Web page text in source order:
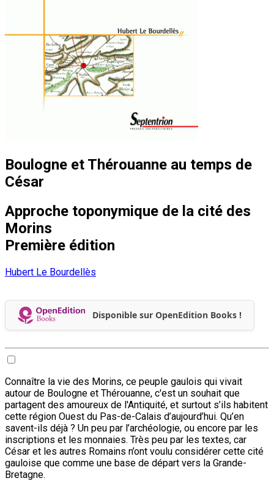
Boulogne et Thérouanne au temps de
César
Approche toponymique de la cité des
Morins
Première édition
Hubert Le Bourdellès
Disponible sur OpenEdition Books !
Connaître la vie des Morins, ce peuple gaulois qui vivait
autour de Boulogne et Thérouanne, c'est un souhait que
partagent des amoureux de l'Antiquité, et surtout s’ils habitent
cette région Ouest du Pas-de-Calais d’aujourd’hui. Qu’en
savent-ils déjà ? Un peu par l’archéologie, ou encore par les
inscriptions et les monnaies. Très peu par les textes, car
César et les autres Romains n’ont voulu considérer cette cité
gauloise que comme une base de départ vers la Grande-
Bretagne.